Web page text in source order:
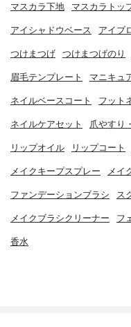
マスカラ下地 マスカラトッ
アイシャドウベース アイブ
つけまつげ つけまつげのり
眉毛テンプレート マニキュ
ネイルベースコート フット
ネイルケアセット 爪やすり
リップオイル リップコート
メイクキープスプレー メイ
ファンデーションブラシ ス
メイクブラシクリーナー フ
香水